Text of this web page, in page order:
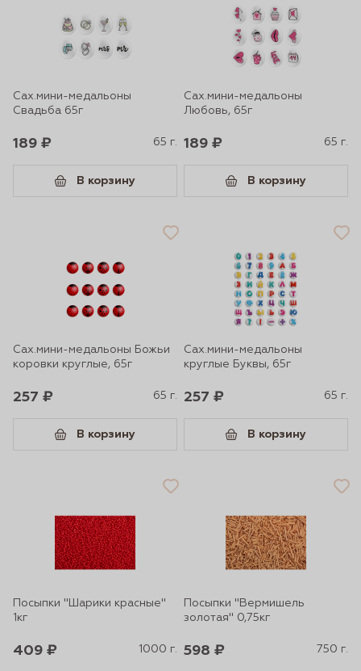
Сах.мини-медальоны
Свадьба 65г
189 ₽ 65 г.
В корзину
Сах.мини-медальоны
Любовь, 65г
189 ₽ 65 г.
В корзину
Сах.мини-медальоны Божьи
коровки круглые, 65г
257 ₽ 65 г.
В корзину
Сах.мини-медальоны
круглые Буквы, 65г
257 ₽ 65 г.
В корзину
Посыпки "Шарики красные"
1кг
409 ₽ 1000 г.
Посыпки "Вермишель
золотая" 0,75кг
598 ₽ 750 г.